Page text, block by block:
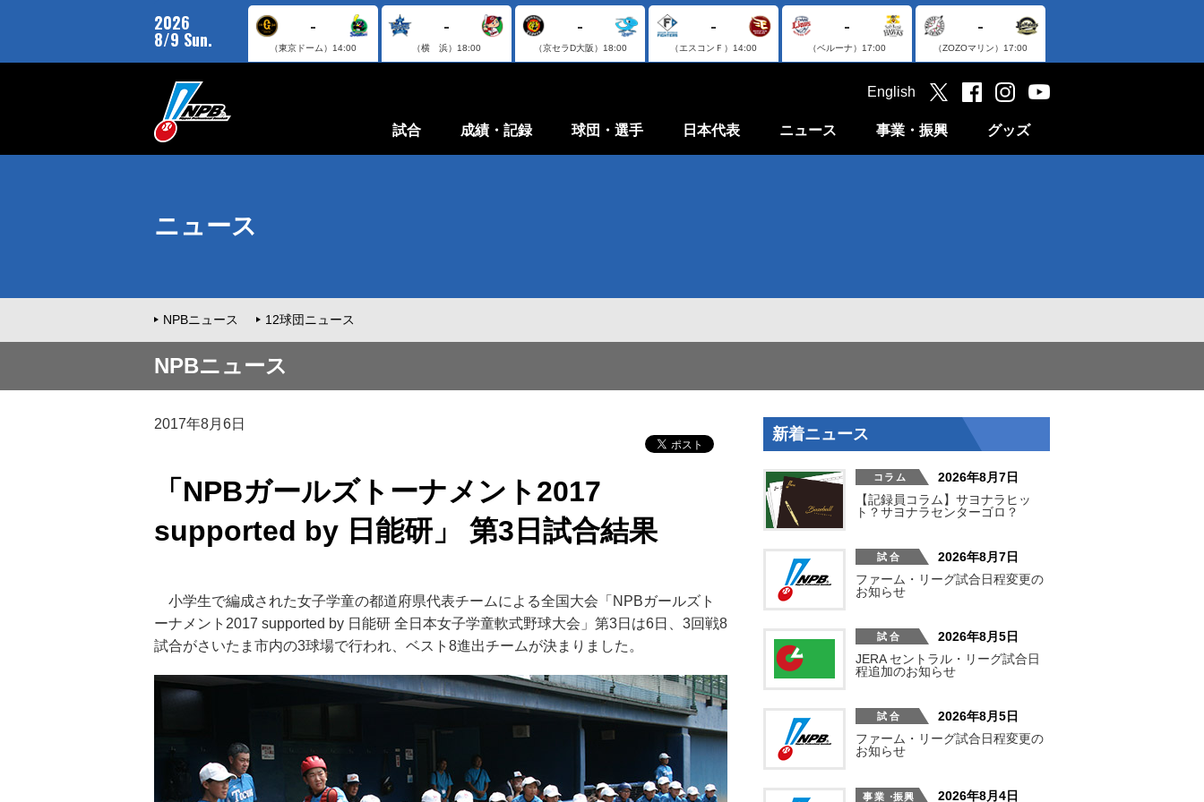
2026
8/9 Sun.
-
（東京ドーム） 14:00
-
（横 浜） 18:00
-
（京セラD大阪） 18:00
-
（エスコンＦ） 14:00
-
（ベルーナ） 17:00
-
（ZOZOマリン） 17:00
試合 成績・記録 球団・選手 日本代表 ニュース 事業・振興 グッズ
English
ニュース
NPBニュース 12球団ニュース
NPBニュース
2017年8月6日
「NPBガールズトーナメント2017
supported by 日能研」 第3日試合結果
小学生で編成された女子学童の都道府県代表チームによる全国大会「NPBガールズト
ーナメント2017 supported by 日能研 全日本女子学童軟式野球大会」第3日は6日、3回戦8
試合がさいたま市内の3球場で行われ、ベスト8進出チームが決まりました。
新着ニュース
2026年8月7日
【記録員コラム】サヨナラヒッ
ト？サヨナラセンターゴロ？
2026年8月7日
ファーム・リーグ試合日程変更の
お知らせ
2026年8月5日
JERA セントラル・リーグ試合日
程追加のお知らせ
2026年8月5日
ファーム・リーグ試合日程変更の
お知らせ
2026年8月4日